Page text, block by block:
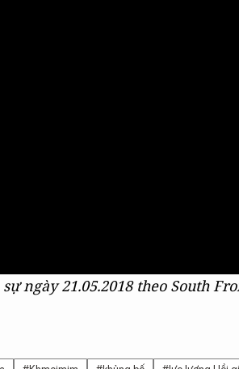
ngày 21.05.2018 theo South